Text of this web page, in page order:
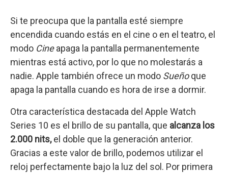
Si te preocupa que la pantalla esté siempre
encendida cuando estás en el cine o en el teatro, el
modo Cineapaga la pantalla permanentemente
mientras está activo, por lo que no molestarás a
nadie. Apple también ofrece un modo Sueñoque
apaga la pantalla cuando es hora de irse a dormir.
Otra característica destacada del Apple Watch
Series 10 es el brillo de su pantalla, que alcanza los
2.000 nits,el doble que la generación anterior.
Gracias a este valor de brillo, podemos utilizar el
reloj perfectamente bajo la luz del sol. Por primera